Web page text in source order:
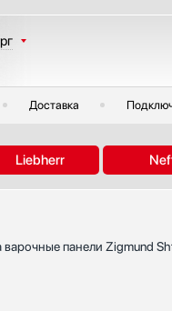
Доставка
Liebherr
панели Zigmund